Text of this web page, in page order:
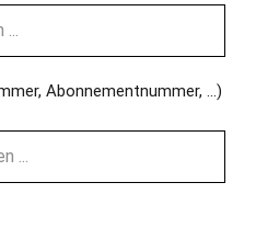
Abonnementnummer, ...)